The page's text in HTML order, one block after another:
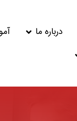
درباره ما